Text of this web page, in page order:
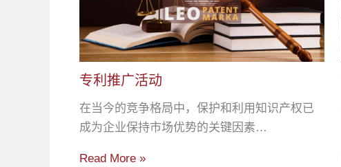
专利推广活动
在当今的竞争格局中，保护和利用知识产权已
成为企业保持市场优势的关键因素…
Read More »